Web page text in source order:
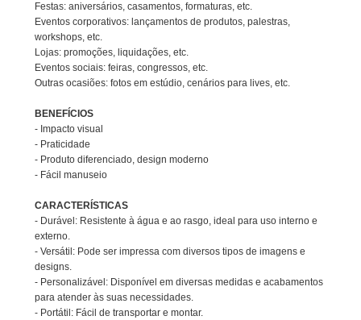
Festas: aniversários, casamentos, formaturas, etc.
Eventos corporativos: lançamentos de produtos, palestras,
workshops, etc.
Lojas: promoções, liquidações, etc.
Eventos sociais: feiras, congressos, etc.
Outras ocasiões: fotos em estúdio, cenários para lives, etc.
BENEFÍCIOS
- Impacto visual
- Praticidade
- Produto diferenciado, design moderno
- Fácil manuseio
CARACTERÍSTICAS
- Durável: Resistente à água e ao rasgo, ideal para uso interno e
externo.
- Versátil: Pode ser impressa com diversos tipos de imagens e
designs.
- Personalizável: Disponível em diversas medidas e acabamentos
para atender às suas necessidades.
- Portátil: Fácil de transportar e montar.